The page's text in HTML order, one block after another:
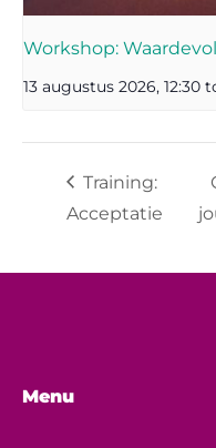
Workshop:
13 augustus 2026, 12:30
Training:
Acceptatie
Menu